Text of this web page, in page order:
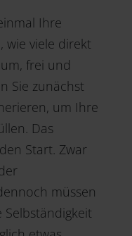
Ihre
wie viele direkt
frei und
Sie zunächst
um Ihre
Das
Start. Zwar
müssen
Selbständigkeit